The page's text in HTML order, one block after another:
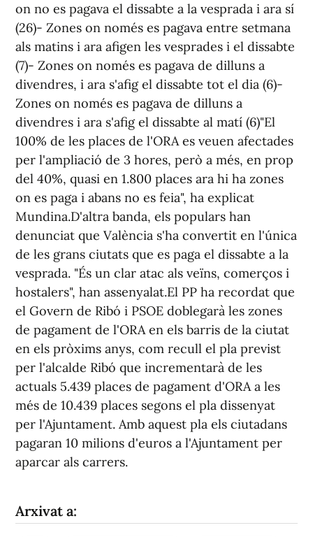
on no es pagava el dissabte a la vesprada i ara sí
(26)- Zones on només es pagava entre setmana
als matins i ara afigen les vesprades i el dissabte
(7)- Zones on només es pagava de dilluns a
divendres, i ara s'afig el dissabte tot el dia (6)-
Zones on només es pagava de dilluns a
divendres i ara s'afig el dissabte al matí (6)"El
100% de les places de l'ORA es veuen afectades
per l'ampliació de 3 hores, però a més, en prop
del 40%, quasi en 1.800 places ara hi ha zones
on es paga i abans no es feia", ha explicat
Mundina.D'altra banda, els populars han
denunciat que València s'ha convertit en l'única
de les grans ciutats que es paga el dissabte a la
vesprada. "És un clar atac als veïns, comerços i
hostalers", han assenyalat.El PP ha recordat que
el Govern de Ribó i PSOE doblegarà les zones
de pagament de l'ORA en els barris de la ciutat
en els pròxims anys, com recull el pla previst
per l'alcalde Ribó que incrementarà de les
actuals 5.439 places de pagament d'ORA a les
més de 10.439 places segons el pla dissenyat
per l'Ajuntament. Amb aquest pla els ciutadans
pagaran 10 milions d'euros a l'Ajuntament per
aparcar als carrers.
Arxivat a: